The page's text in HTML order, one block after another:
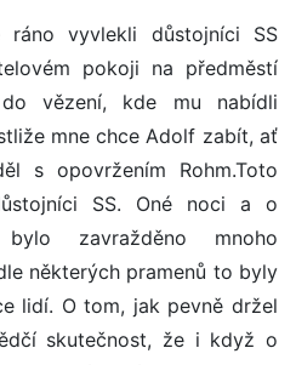
ráno vyvlekli důstojníci SS
pokoji na předměstí
vězení, kde mu nabídli
mne chce Adolf zabít, ať
s opovržením Rohm.Toto
SS. Oné noci a o
bylo zavražděno mnoho
některých pramenů to byly
lidí. O tom, jak pevně držel
skutečnost, že i když o